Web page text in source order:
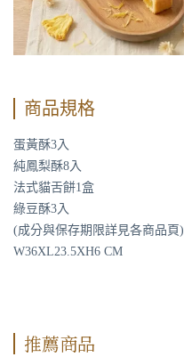
商品規格
蛋黃酥3入
純鳳梨酥8入
法式貓舌餅1盒
綠豆酥3入
(成分與保存期限詳見各商品頁)
W36XL23.5XH6 CM
推薦商品